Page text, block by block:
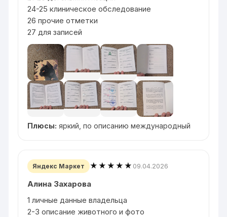
24-25 клиническое обследование
26 прочие отметки
27 для записей
Плюсы: яркий, по описанию международный
Яндекс Маркет ★★★★★ 09.04.2026
Алина Захарова
1 личные данные владельца
2-3 описание животного и фото